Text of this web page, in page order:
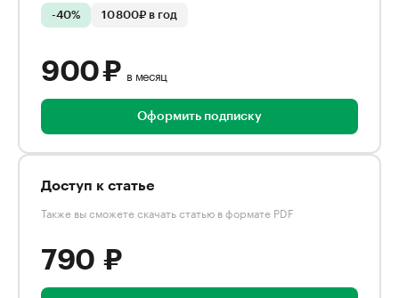
-40% 10 800₽ в год
900 ₽ в месяц
Оформить подписку
Доступ к статье
Также вы сможете скачать статью в формате PDF
790 ₽